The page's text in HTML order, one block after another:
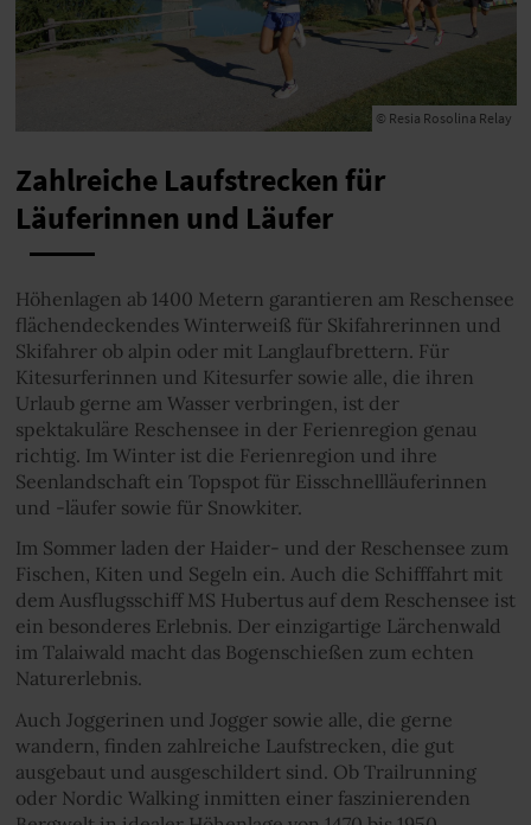
© Resia Rosolina Relay
Zahlreiche Laufstrecken für
Läuferinnen und Läufer
Höhenlagen ab 1400 Metern garantieren am Reschensee
flächendeckendes Winterweiß für Skifahrerinnen und
Skifahrer ob alpin oder mit Langlaufbrettern. Für
Kitesurferinnen und Kitesurfer sowie alle, die ihren
Urlaub gerne am Wasser verbringen, ist der
spektakuläre Reschensee in der Ferienregion genau
richtig. Im Winter ist die Ferienregion und ihre
Seenlandschaft ein Topspot für Eisschnellläuferinnen
und -läufer sowie für Snowkiter.
Im Sommer laden der Haider- und der Reschensee zum
Fischen, Kiten und Segeln ein. Auch die Schifffahrt mit
dem Ausflugsschiff MS Hubertus auf dem Reschensee ist
ein besonderes Erlebnis. Der einzigartige Lärchenwald
im Talaiwald macht das Bogenschießen zum echten
Naturerlebnis.
Auch Joggerinen und Jogger sowie alle, die gerne
wandern, finden zahlreiche Laufstrecken, die gut
ausgebaut und ausgeschildert sind. Ob Trailrunning
oder Nordic Walking inmitten einer faszinierenden